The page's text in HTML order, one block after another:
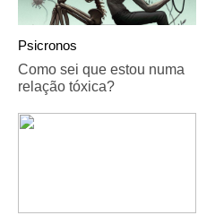
Psicronos
Como sei que estou numa
relação tóxica?